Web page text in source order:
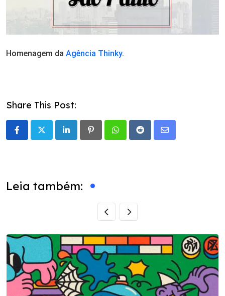
Homenagem da Agência Thinky.
Share This Post:
LinkedIn PinterestWhatsappRedditShare
Leia também: